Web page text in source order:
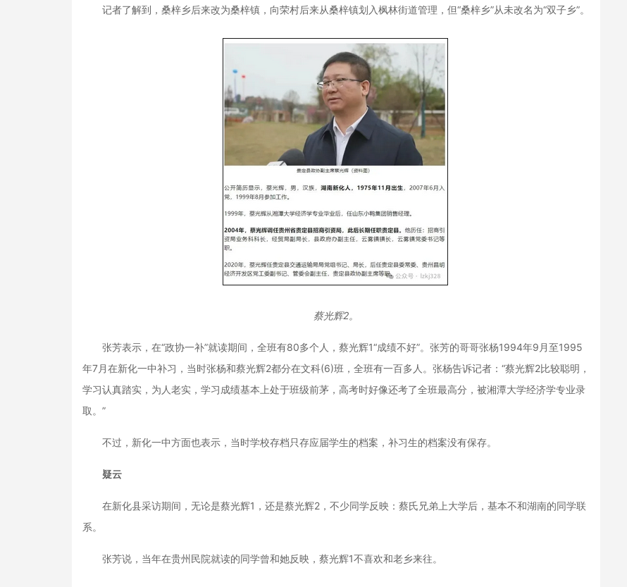
记者了解到，桑梓乡后来改为桑梓镇，向荣村后来从桑梓镇划入枫林街道管理，但“桑梓乡”从未改名为“双子乡”。
蔡光辉2。
张芳表示，在“政协一补”就读期间，全班有80多个人，蔡光辉1“成绩不好”。张芳的哥哥张杨1994年9月至1995
年7月在新化一中补习，当时张杨和蔡光辉2都分在文科(6)班，全班有一百多人。张杨告诉记者：“蔡光辉2比较聪明，
学习认真踏实，为人老实，学习成绩基本上处于班级前茅，高考时好像还考了全班最高分，被湘潭大学经济学专业录
取。”
不过，新化一中方面也表示，当时学校存档只存应届学生的档案，补习生的档案没有保存。
疑云
在新化县采访期间，无论是蔡光辉1，还是蔡光辉2，不少同学反映：蔡氏兄弟上大学后，基本不和湖南的同学联
系。
张芳说，当年在贵州民院就读的同学曾和她反映，蔡光辉1不喜欢和老乡来往。